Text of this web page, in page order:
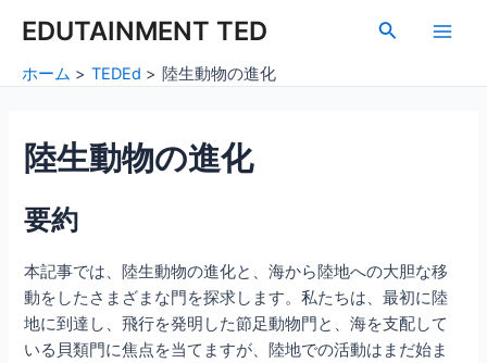
EDUTAINMENT TED
検
Main
ホーム TEDEd 陸生動物の進化
陸生動物の進化
要約
本記事では、陸生動物の進化と、海から陸地への大胆な移
動をしたさまざまな門を探求します。私たちは、最初に陸
地に到達し、飛行を発明した節足動物門と、海を支配して
いる貝類門に焦点を当てますが、陸地での活動はまだ始ま
navigation